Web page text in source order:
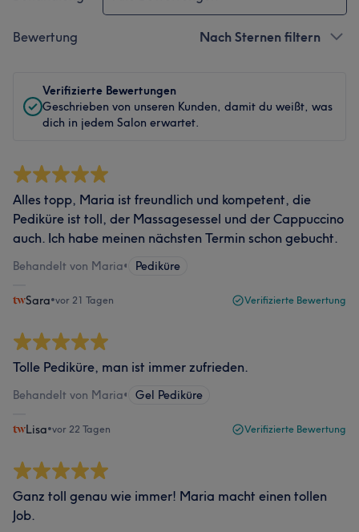
Bewertung Nach Sternen filtern
Verifizierte Bewertungen
Geschrieben von unseren Kunden, damit du weißt, was
dich in jedem Salon erwartet.
Alles topp, Maria ist freundlich und kompetent, die
Pediküre ist toll, der Massagesessel und der Cappuccino
auch. Ich habe meinen nächsten Termin schon gebucht.
Behandelt von Maria• Pediküre
Sara•vor 21 Tagen Verifizierte Bewertung
Tolle Pediküre, man ist immer zufrieden.
Behandelt von Maria• Gel Pediküre
Lisa•vor 22 Tagen Verifizierte Bewertung
Ganz toll genau wie immer! Maria macht einen tollen
Job.